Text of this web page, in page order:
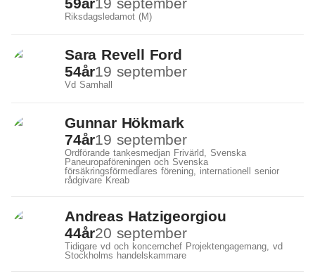
Riksdagsledamot (M)
Sara Revell Ford
54år19 september
Vd Samhall
Gunnar Hökmark
74år19 september
Ordförande tankesmedjan Frivärld, Svenska
Paneuropaföreningen och Svenska
försäkringsförmedlares förening, internationell senior
rådgivare Kreab
Andreas Hatzigeorgiou
44år20 september
Tidigare vd och koncernchef Projektengagemang, vd
Stockholms handelskammare